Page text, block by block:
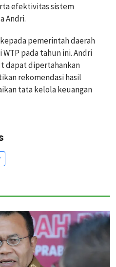
efektivitas sistem
Andri.
pemerintah daerah
pada tahun ini. Andri
dapat dipertahankan
rekomendasi hasil
tata kelola keuangan